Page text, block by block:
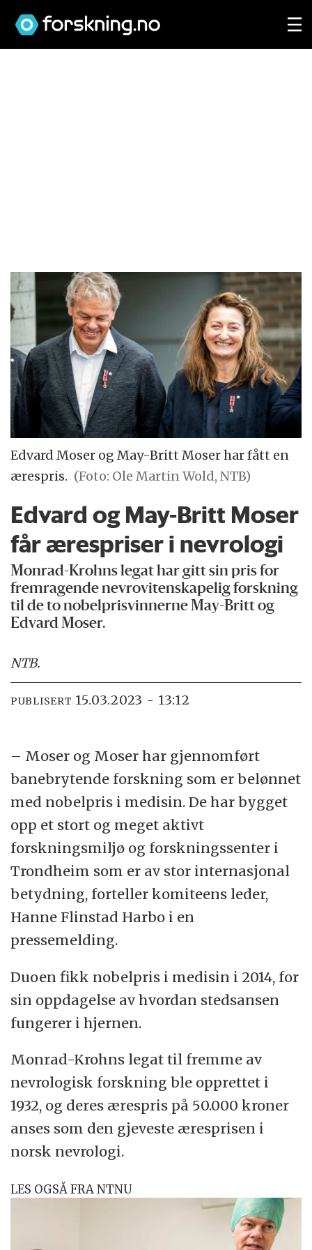
Edvard Moser og May-Britt Moser har fått en
ærespris. (Foto: Ole Martin Wold, NTB)
Edvard og May-Britt Moser
får ærespriser i nevrologi
Monrad-Krohns legat har gitt sin pris for
fremragende nevrovitenskapelig forskning
til de to nobelprisvinnerne May-Britt og
Edvard Moser.
NTB.
PUBLISERT 15.03.2023 - 13:12
– Moser og Moser har gjennomført
banebrytende forskning som er belønnet
med nobelpris i medisin. De har bygget
opp et stort og meget aktivt
forskningsmiljø og forskningssenter i
Trondheim som er av stor internasjonal
betydning, forteller komiteens leder,
Hanne Flinstad Harbo i en
pressemelding.
Duoen fikk nobelpris i medisin i 2014, for
sin oppdagelse av hvordan stedsansen
fungerer i hjernen.
Monrad-Krohns legat til fremme av
nevrologisk forskning ble opprettet i
1932, og deres ærespris på 50.000 kroner
anses som den gjeveste æresprisen i
norsk nevrologi.
LES OGSÅ FRA NTNU